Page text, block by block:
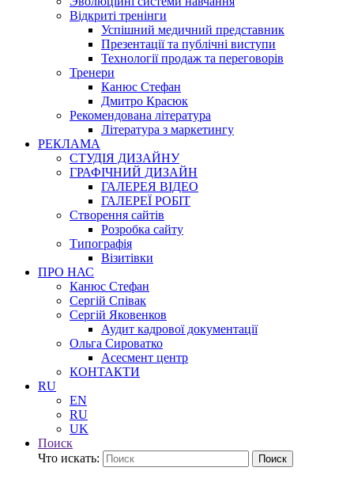
Відкриті тренінги
Успішний медичний представник
Презентації та публічні виступи
Технології продаж та переговорів
Тренери
Канюс Стефан
Дмитро Красюк
Рекомендована література
Література з маркетингу
РЕКЛАМА
СТУДІЯ ДИЗАЙНУ
ГРАФІЧНИЙ ДИЗАЙН
ГАЛЕРЕЯ ВІДЕО
ГАЛЕРЕЇ РОБІТ
Створення сайтів
Розробка сайту
Типографія
Візитівки
ПРО НАС
Канюс Стефан
Сергій Співак
Сергій Яковенков
Аудит кадрової документації
Ольга Сироватко
Асесмент центр
КОНТАКТИ
RU
EN
RU
UK
Поиск
Что искать:
Поиск